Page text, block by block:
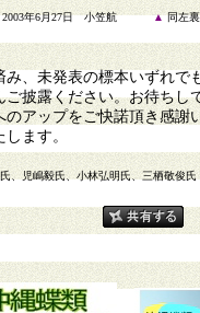
年6月27日 小笠航 ▲ 同左
、未発表の標本いずれで
ご披露ください。お待ちし
のアップをご快諾頂き感謝
ます。
、児嶋毅氏、小林弘明氏、三栖敬俊氏